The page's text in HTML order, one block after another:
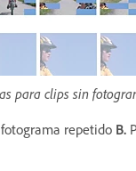
para clips sin
repetido B.